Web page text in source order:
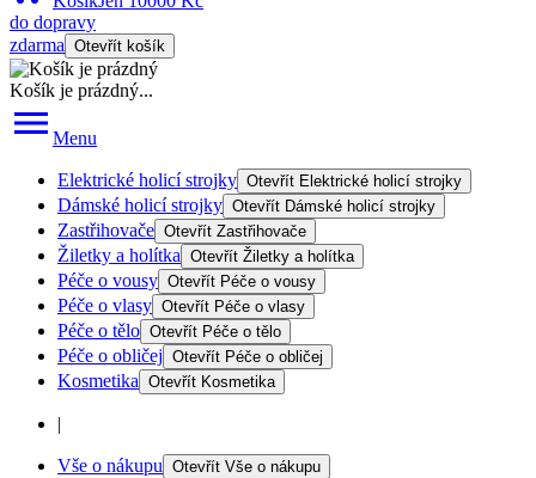
do dopravy
zdarma Otevřít košík
Košík je prázdný...
Menu
Elektrické holicí strojky Otevřít Elektrické holicí strojky
Dámské holicí strojky Otevřít Dámské holicí strojky
Zastřihovače Otevřít Zastřihovače
Žiletky a holítka Otevřít Žiletky a holítka
Péče o vousy Otevřít Péče o vousy
Péče o vlasy Otevřít Péče o vlasy
Péče o tělo Otevřít Péče o tělo
Péče o obličej Otevřít Péče o obličej
Kosmetika Otevřít Kosmetika
|
Vše o nákupu Otevřít Vše o nákupu